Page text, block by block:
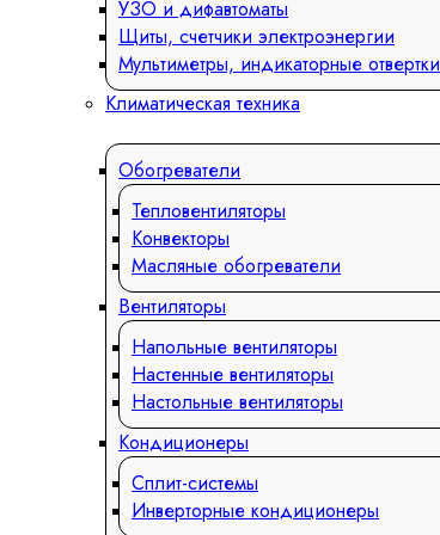
УЗО и дифавтоматы
Щиты, счетчики электроэнергии
Мультиметры, индикаторные отвертки
Климатическая техника
Обогреватели
Тепловентиляторы
Конвекторы
Масляные обогреватели
Вентиляторы
Напольные вентиляторы
Настенные вентиляторы
Настольные вентиляторы
Кондиционеры
Сплит-системы
Инверторные кондиционеры